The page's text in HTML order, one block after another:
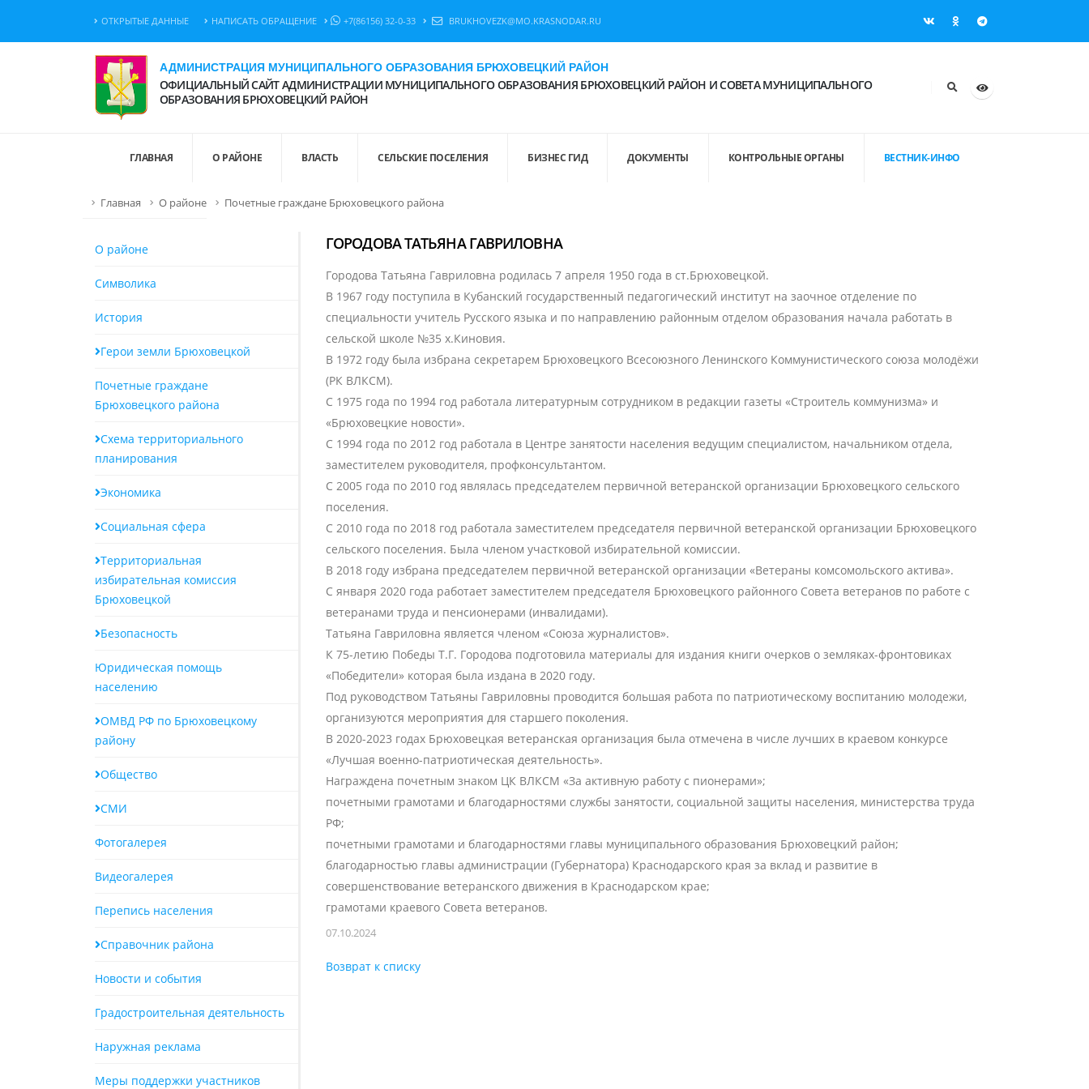
ОТКРЫТЫЕ ДАННЫЕ НАПИСАТЬ ОБРАЩЕНИЕ +7(86156) 32-0-33 BRUKHOVEZK@MO.KRASNODAR.RU
АДМИНИСТРАЦИЯ МУНИЦИПАЛЬНОГО ОБРАЗОВАНИЯ БРЮХОВЕЦКИЙ РАЙОН
ОФИЦИАЛЬНЫЙ САЙТ АДМИНИСТРАЦИИ МУНИЦИПАЛЬНОГО ОБРАЗОВАНИЯ БРЮХОВЕЦКИЙ РАЙОН И СОВЕТА МУНИЦИПАЛЬНОГО
ОБРАЗОВАНИЯ БРЮХОВЕЦКИЙ РАЙОН
ГЛАВНАЯ О РАЙОНЕ ВЛАСТЬ СЕЛЬСКИЕ ПОСЕЛЕНИЯ БИЗНЕС ГИД ДОКУМЕНТЫ КОНТРОЛЬНЫЕ ОРГАНЫ ВЕСТНИК-ИНФО
Главная О районе Почетные граждане Брюховецкого района
О районе
Символика
История
Герои земли Брюховецкой
Почетные граждане
Брюховецкого района
Схема территориального
планирования
Экономика
Социальная сфера
Территориальная
избирательная комиссия
Брюховецкой
Безопасность
Юридическая помощь
населению
ОМВД РФ по Брюховецкому
району
Общество
СМИ
Фотогалерея
Видеогалерея
Перепись населения
Справочник района
Новости и события
Градостроительная деятельность
Наружная реклама
Меры поддержки участников
ГОРОДОВА ТАТЬЯНА ГАВРИЛОВНА
Городова Татьяна Гавриловна родилась 7 апреля 1950 года в ст.Брюховецкой.
В 1967 году поступила в Кубанский государственный педагогический институт на заочное отделение по
специальности учитель Русского языка и по направлению районным отделом образования начала работать в
сельской школе №35 х.Киновия.
В 1972 году была избрана секретарем Брюховецкого Всесоюзного Ленинского Коммунистического союза молодёжи
(РК ВЛКСМ).
С 1975 года по 1994 год работала литературным сотрудником в редакции газеты «Строитель коммунизма» и
«Брюховецкие новости».
С 1994 года по 2012 год работала в Центре занятости населения ведущим специалистом, начальником отдела,
заместителем руководителя, профконсультантом.
С 2005 года по 2010 год являлась председателем первичной ветеранской организации Брюховецкого сельского
поселения.
С 2010 года по 2018 год работала заместителем председателя первичной ветеранской организации Брюховецкого
сельского поселения. Была членом участковой избирательной комиссии.
В 2018 году избрана председателем первичной ветеранской организации «Ветераны комсомольского актива».
С января 2020 года работает заместителем председателя Брюховецкого районного Совета ветеранов по работе с
ветеранами труда и пенсионерами (инвалидами).
Татьяна Гавриловна является членом «Союза журналистов».
К 75-летию Победы Т.Г. Городова подготовила материалы для издания книги очерков о земляках-фронтовиках
«Победители» которая была издана в 2020 году.
Под руководством Татьяны Гавриловны проводится большая работа по патриотическому воспитанию молодежи,
организуются мероприятия для старшего поколения.
В 2020-2023 годах Брюховецкая ветеранская организация была отмечена в числе лучших в краевом конкурсе
«Лучшая военно-патриотическая деятельность».
Награждена почетным знаком ЦК ВЛКСМ «За активную работу с пионерами»;
почетными грамотами и благодарностями службы занятости, социальной защиты населения, министерства труда
РФ;
почетными грамотами и благодарностями главы муниципального образования Брюховецкий район;
благодарностью главы администрации (Губернатора) Краснодарского края за вклад и развитие в
совершенствование ветеранского движения в Краснодарском крае;
грамотами краевого Совета ветеранов.
07.10.2024
Возврат к списку